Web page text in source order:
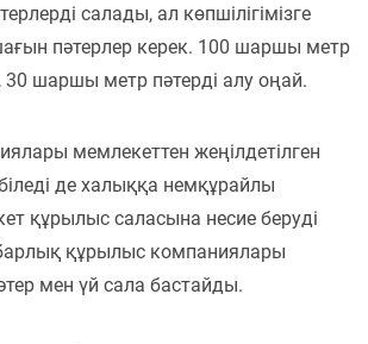
салады, ал көпшілігімізге
пәтерлер керек. 100 шаршы метр
30 шаршы метр пәтерді алу оңай.
мемлекеттен жеңілдетілген
де халыққа немқұрайлы
құрылыс саласына несие беруді
құрылыс компаниялары
мен үй сала бастайды.